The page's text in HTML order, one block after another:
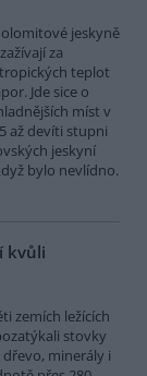
jeskyně
za
teplot
Jde sice o
míst v
až devíti stupni
jeskyní
bylo nevlídno.
kvůli
zemích ležících
stovky
dřevo, minerály i